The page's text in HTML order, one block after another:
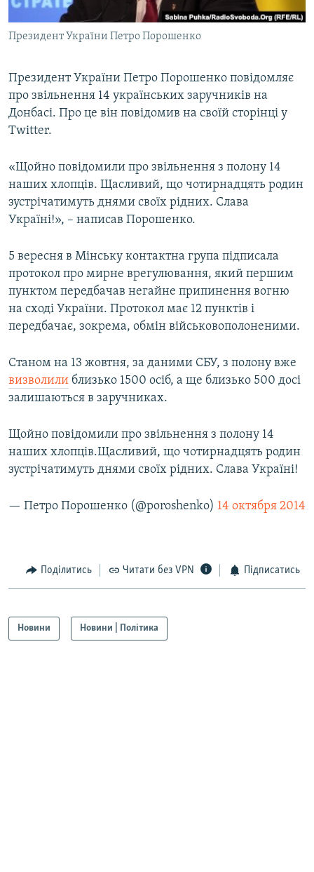
ПОДКАСТИ
РУС
УКР
КТАТ
ДОЛУЧАЙСЯ!
Усі сайти RFE/RL
Президент України Петро Порошенко
Президент України Петро Порошенко повідомляє
про звільнення 14 українських заручників на
Донбасі. Про це він повідомив на своїй сторінці у
Twitter.
«Щойно повідомили про звільнення з полону 14
наших хлопців. Щасливий, що чотирнадцять родин
зустрічатимуть днями своїх рідних. Слава
Україні!», – написав Порошенко.
5 вересня в Мінську контактна група підписала
протокол про мирне врегулювання, який першим
пунктом передбачав негайне припинення вогню
на сході України. Протокол має 12 пунктів і
передбачає, зокрема, обмін військовополоненими.
Станом на 13 жовтня, за даними СБУ, з полону вже
визволили близько 1500 осіб, а ще близько 500 досі
залишаються в заручниках.
Щойно повідомили про звільнення з полону 14
наших хлопців.Щасливий, що чотирнадцять родин
зустрічатимуть днями своїх рідних. Слава Україні!
— Петро Порошенко (@poroshenko) 14 октября 2014
Поділитись Читати без VPN Підписатись
Новини Новини | Політика